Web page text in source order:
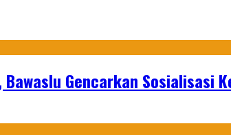
Gencarkan Sosialisasi